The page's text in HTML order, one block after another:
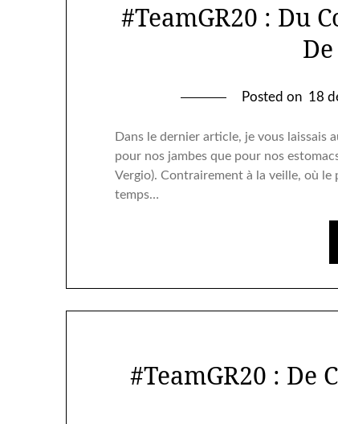
#TeamGR20 : Du
Posted on 18
Dans le dernier article, je vous laissais
pour nos jambes que pour nos
Vergio). Contrairement à la veille, où
temps…
#TeamGR20 : De